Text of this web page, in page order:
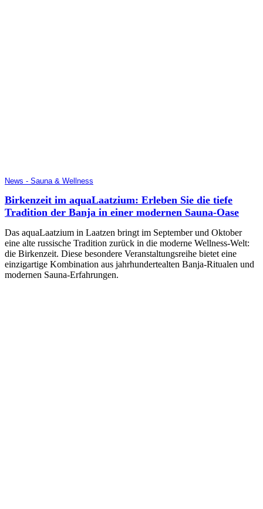
News - Sauna & Wellness
Birkenzeit im aquaLaatzium: Erleben Sie die tiefe
Tradition der Banja in einer modernen Sauna-Oase
Das aquaLaatzium in Laatzen bringt im September und Oktober
eine alte russische Tradition zurück in die moderne Wellness-Welt:
die Birkenzeit. Diese besondere Veranstaltungsreihe bietet eine
einzigartige Kombination aus jahrhundertealten Banja-Ritualen und
modernen Sauna-Erfahrungen.